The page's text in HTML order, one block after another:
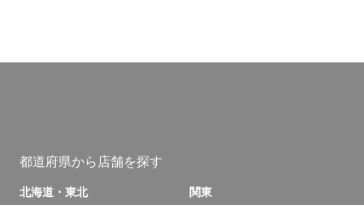
都道府県から店舗を探す
北海道・東北 関東